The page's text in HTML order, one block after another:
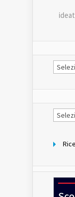
Le
Notizie
Notizie
per